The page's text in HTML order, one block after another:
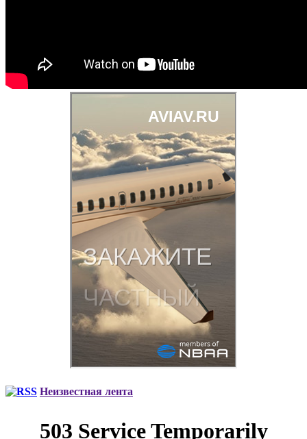
Неизвестная лента